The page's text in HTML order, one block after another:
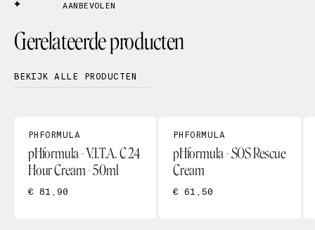
AANBEVOLEN
Gerelateerde producten
BEKIJK ALLE PRODUCTEN
PHFORMULA
pHformula - V.I.T.A. C 24
Hour Cream - 50ml
€ 81,90
PHFORMULA
pHformula - SOS Rescue
Cream
€ 61,50